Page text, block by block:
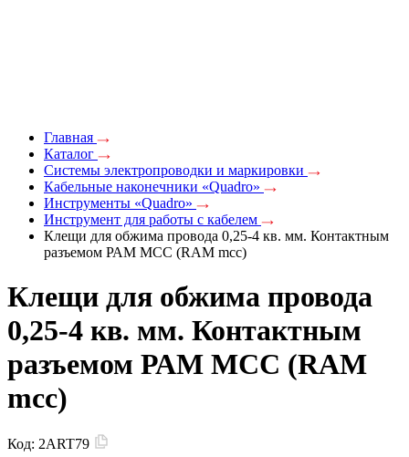
Главная
Каталог
Системы электропроводки и маркировки
Кабельные наконечники «Quadro»
Инструменты «Quadro»
Инструмент для работы с кабелем
Клещи для обжима провода 0,25-4 кв. мм. Контактным
разъемом РАМ МСС (RAM mcc)
Клещи для обжима провода
0,25-4 кв. мм. Контактным
разъемом РАМ МСС (RAM
mcc)
Код: 2ART79